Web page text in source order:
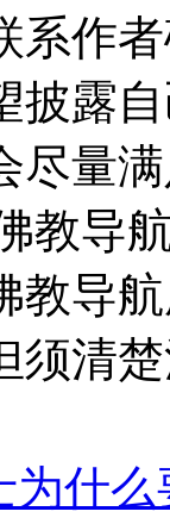
系作
披露
尽量
教导
教导
须清
为什